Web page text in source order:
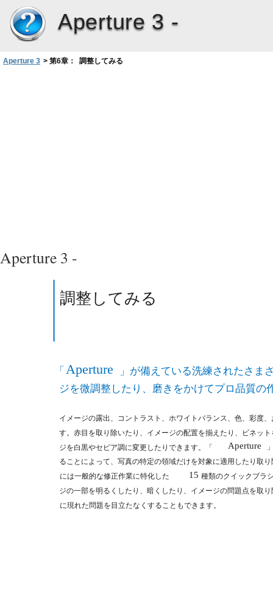
Aperture 3 -
Aperture 3 > 第6章： 調整してみる
Aperture 3 -
調整してみる
「 Aperture
」が備えている洗練されたさま
ジを微調整したり、磨きをかけてプロ品質の
イメージの露出、コントラスト、ホワイトバランス、色、彩度
す。赤目を取り除いたり、イメージの配置を揃えたり、ビネッ
ジを白黒やセピア調に変更したりできます。「
Aperture
ることによって、写真の特定の領域だけを対象に適用したり取
には一般的な修正作業に特化した
15 種類のクイックブラ
ジの一部を明るくしたり、暗くしたり、イメージの問題点を取
に現れた問題を目立たなくすることもできます。